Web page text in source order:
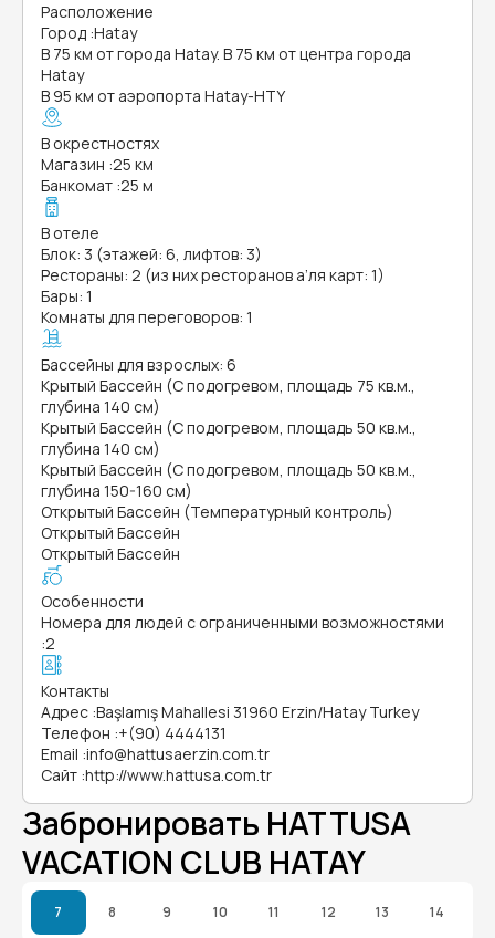
Расположение
Город :Hatay
В 75 км от города Hatay. В 75 км от центра города
Hatay
В 95 км от аэропорта Hatay-HTY
В окрестностях
Магазин :25 км
Банкомат :25 м
В отеле
Блок: 3 (этажей: 6, лифтов: 3)
Рестораны: 2 (из них ресторанов а’ля карт: 1)
Бары: 1
Комнаты для переговоров: 1
Бассейны для взрослых: 6
Крытый Бассейн (С подогревом, площадь 75 кв.м.,
глубина 140 см)
Крытый Бассейн (С подогревом, площадь 50 кв.м.,
глубина 140 см)
Крытый Бассейн (С подогревом, площадь 50 кв.м.,
глубина 150-160 см)
Открытый Бассейн (Температурный контроль)
Открытый Бассейн
Открытый Бассейн
Особенности
Номера для людей с ограниченными возможностями
:2
Контакты
Адрес :Başlamış Mahallesi 31960 Erzin/Hatay Turkey
Телефон :+(90) 4444131
Email :info@hattusaerzin.com.tr
Сайт :http://www.hattusa.com.tr
Забронировать HATTUSA
VACATION CLUB HATAY
7 8 9 10 11 12 13 14